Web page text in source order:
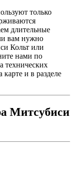
только
длительные
вам нужно
Кольт или
нами по
технических
и в разделе
Митсубиси